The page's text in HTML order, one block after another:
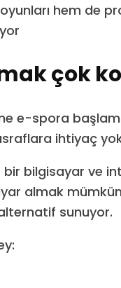
hem de
çok
e-spora
ihtiyaç
bilgisayar ve
almak
sunuyor.